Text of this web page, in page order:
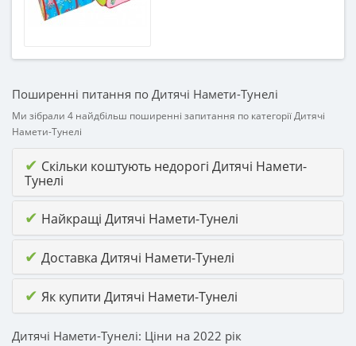
Комбинированный
Поширенні питання по Дитячі Намети-Тунелі
Ми зібрали 4 найдбільш поширенні запитання по категорії Дитячі
Намети-Тунелі
✔ Скільки коштують недорогі Дитячі Намети-
Тунелі
✔ Найкращі Дитячі Намети-Тунелі
✔ Доставка Дитячі Намети-Тунелі
✔ Як купити Дитячі Намети-Тунелі
Дитячі Намети-Тунелі: Ціни на 2022 рік